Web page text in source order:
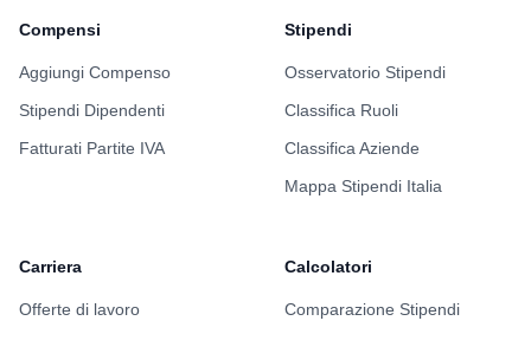
Compensi
Aggiungi Compenso
Stipendi Dipendenti
Fatturati Partite IVA
Stipendi
Osservatorio Stipendi
Classifica Ruoli
Classifica Aziende
Mappa Stipendi Italia
Carriera
Offerte di lavoro
Calcolatori
Comparazione Stipendi